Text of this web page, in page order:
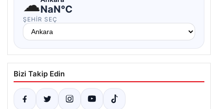
☁NaN°C
ŞEHIR SEÇ
Bizi Takip Edin